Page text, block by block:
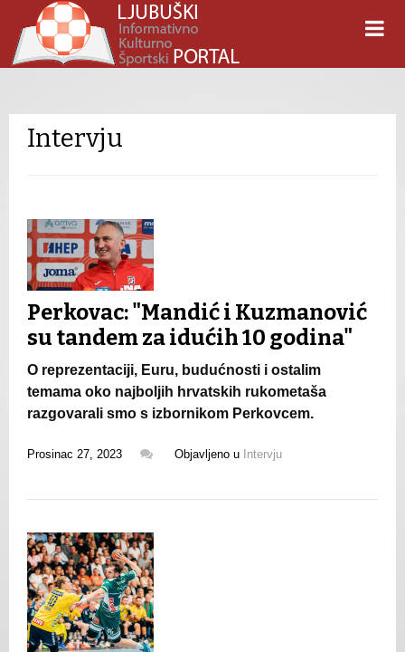
Intervju
Perkovac: "Mandić i Kuzmanović
su tandem za idućih 10 godina"
O reprezentaciji, Euru, budućnosti i ostalim
temama oko najboljih hrvatskih rukometaša
razgovarali smo s izbornikom Perkovcem.
Prosinac 27, 2023 Objavljeno u Intervju